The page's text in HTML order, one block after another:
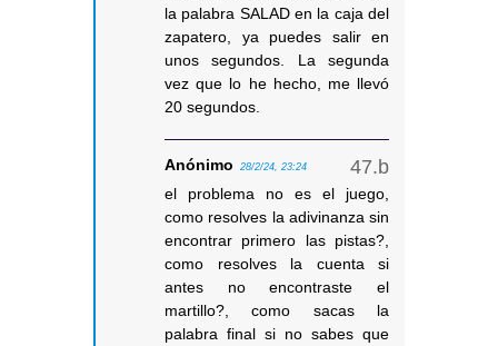
la palabra SALAD en la caja del
zapatero, ya puedes salir en
unos segundos. La segunda
vez que lo he hecho, me llevó
20 segundos.
Anónimo 28/2/24, 23:24
el problema no es el juego,
como resolves la adivinanza sin
encontrar primero las pistas?,
como resolves la cuenta si
antes no encontraste el
martillo?, como sacas la
palabra final si no sabes que